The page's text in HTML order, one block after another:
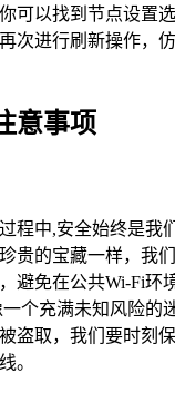
可以找到节点设置
次进行刷新操作，
意事项
程中,安全始终是我
贵的宝藏一样，我
避免在公共Wi-Fi环
一个充满未知风险的
盗取，我们要时刻
。